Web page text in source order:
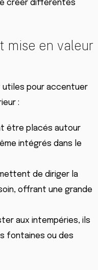
créer différentes
mise en valeur
utiles pour accentuer
:
être placés autour
intégrés dans le
de diriger la
offrant une grande
aux intempéries, ils
fontaines ou des